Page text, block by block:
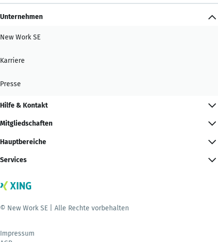
Unternehmen
New Work SE
Karriere
Presse
Hilfe & Kontakt
Mitgliedschaften
Hauptbereiche
Services
© New Work SE | Alle Rechte vorbehalten
Impressum